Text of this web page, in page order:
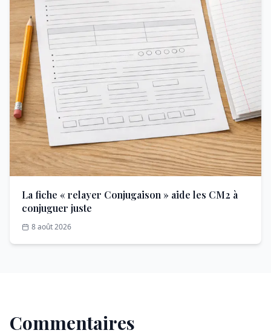
La fiche « relayer Conjugaison » aide les CM2 à
conjuguer juste
8 août 2026
Commentaires